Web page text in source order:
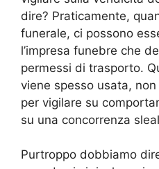
dire? Praticamente,
funerale, ci possono
l’impresa funebre che
permessi di trasporto.
viene spesso usata,
per vigilare su
su una concorrenza
Purtroppo dobbiamo